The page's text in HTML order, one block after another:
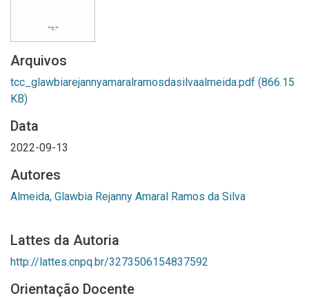
Arquivos
tcc_glawbiarejannyamaralramosdasilvaalmeida.pdf (866.15
KB)
Data
2022-09-13
Autores
Almeida, Glawbia Rejanny Amaral Ramos da Silva
Lattes da Autoria
http://lattes.cnpq.br/3273506154837592
Orientação Docente